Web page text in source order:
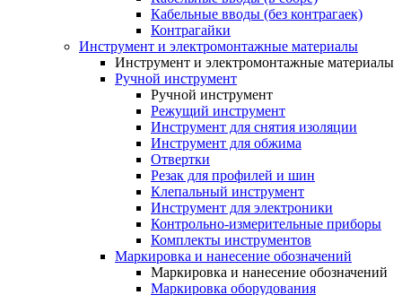
Кабельные вводы (без контрагаек)
Контрагайки
Инструмент и электромонтажные материалы
Инструмент и электромонтажные материалы
Ручной инструмент
Ручной инструмент
Режущий инструмент
Инструмент для снятия изоляции
Инструмент для обжима
Отвертки
Резак для профилей и шин
Клепальный инструмент
Инструмент для электроники
Контрольно-измерительные приборы
Комплекты инструментов
Маркировка и нанесение обозначений
Маркировка и нанесение обозначений
Маркировка оборудования